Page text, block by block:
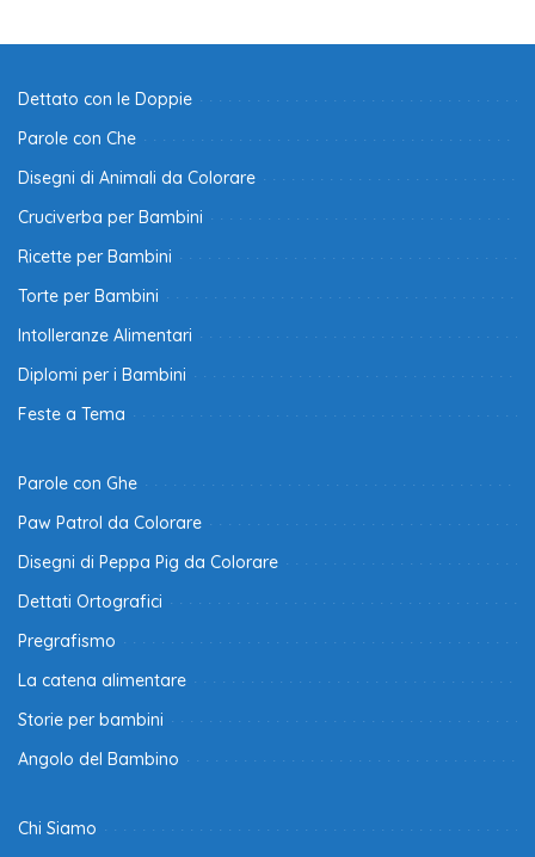
Dettato con le Doppie
Parole con Che
Disegni di Animali da Colorare
Cruciverba per Bambini
Ricette per Bambini
Torte per Bambini
Intolleranze Alimentari
Diplomi per i Bambini
Feste a Tema
Parole con Ghe
Paw Patrol da Colorare
Disegni di Peppa Pig da Colorare
Dettati Ortografici
Pregrafismo
La catena alimentare
Storie per bambini
Angolo del Bambino
Chi Siamo